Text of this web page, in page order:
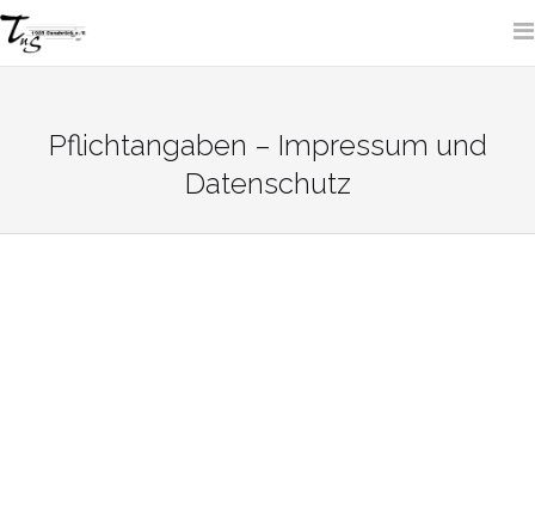
Skip
to
content
Pflichtangaben – Impressum und
Datenschutz